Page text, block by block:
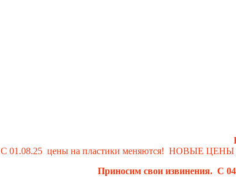
С 01.08.25 цены на пластики меняются! НОВЫЕ ЦЕНЫ
Приносим свои извинения. С